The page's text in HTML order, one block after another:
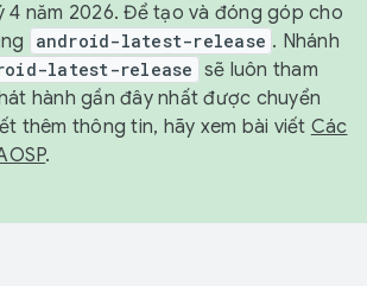
4 năm 2026. Để tạo và đóng góp cho
android-latest-release . Nhánh
latest-release sẽ luôn tham
hành gần đây nhất được chuyển
thêm thông tin, hãy xem bài viết Các
.